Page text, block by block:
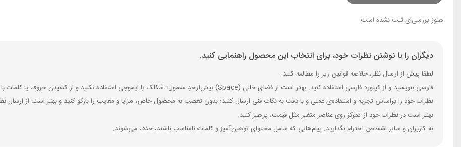
هنوز بررسی‌ای ثبت نشده است.
دیگران را با نوشتن نظرات خود، برای انتخاب این محصول راهنمایی کنید.
لطفا پیش از ارسال نظر، خلاصه قوانین زیر را مطالعه کنید:
فارسی بنویسید و از کیبورد فارسی استفاده کنید. بهتر است از فضای خالی (Space) بیش‌از‌حدِ معمول، شکلک یا ایموجی استفاده نکنید و از کشیدن حروف یا کلمات با صفحه‌کلید بپرهیزید.
نظرات خود را براساس تجربه و استفاده‌ی عملی و با دقت به نکات فنی ارسال کنید؛ بدون تعصب به محصول خاص، مزایا و معایب را بازگو کنید و بهتر است از ارسال
بهتر است در نظرات خود از تمرکز روی عناصر متغیر مثل قیمت، پرهیز کنید.
به کاربران و سایر اشخاص احترام بگذارید. پیام‌هایی که شامل محتوای توهین‌آمیز و کلمات نامناسب باشند، حذف می‌شوند.